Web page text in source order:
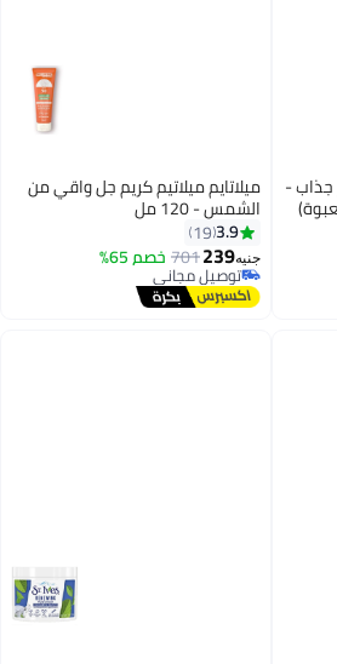
جذاب - ميلاتايم ميلاتيم كريم جل واقي من
الشمس - 120 مل
3.9
19
جنيه239
701 خصم 65%
توصيل مجاني
توصيل مجاني